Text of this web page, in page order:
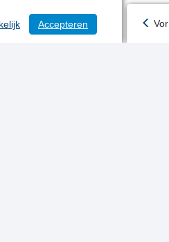
Accepteren